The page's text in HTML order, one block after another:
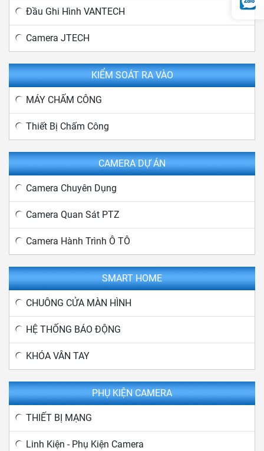
Đầu Ghi Hình VANTECH
Camera JTECH
KIỂM SOÁT RA VÀO
MÁY CHẤM CÔNG
Thiết Bị Chấm Công
CAMERA DỰ ÁN
Camera Chuyên Dụng
Camera Quan Sát PTZ
Camera Hành Trình Ô TÔ
SMART HOME
CHUÔNG CỬA MÀN HÌNH
HỆ THỐNG BÁO ĐỘNG
KHÓA VÂN TAY
PHỤ KIỆN CAMERA
THIẾT BỊ MẠNG
Linh Kiện - Phụ Kiện Camera